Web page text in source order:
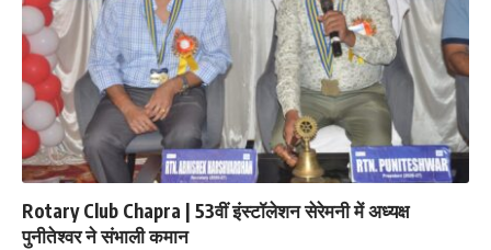
Rotary Club Chapra | 53वीं इंस्टॉलेशन सेरेमनी में अध्यक्ष
पुनीतेश्वर ने संभाली कमान